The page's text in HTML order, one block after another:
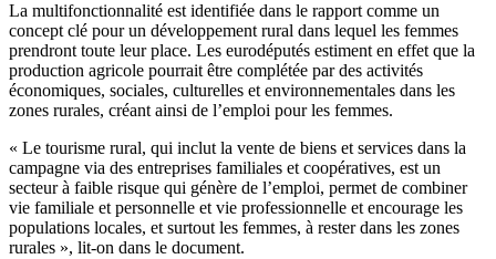
La multifonctionnalité est identifiée dans le rapport comme un
concept clé pour un développement rural dans lequel les femmes
prendront toute leur place. Les eurodéputés estiment en effet que la
production agricole pourrait être complétée par des activités
économiques, sociales, culturelles et environnementales dans les
zones rurales, créant ainsi de l’emploi pour les femmes.
« Le tourisme rural, qui inclut la vente de biens et services dans la
campagne via des entreprises familiales et coopératives, est un
secteur à faible risque qui génère de l’emploi, permet de combiner
vie familiale et personnelle et vie professionnelle et encourage les
populations locales, et surtout les femmes, à rester dans les zones
rurales », lit-on dans le document.